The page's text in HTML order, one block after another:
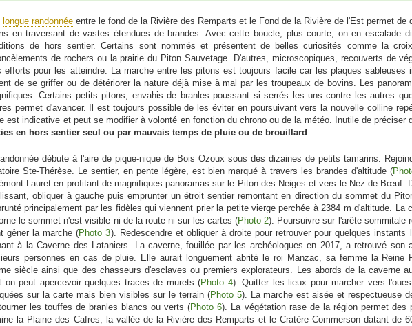
longue randonnée entre le fond de la Rivière des Remparts et le Fond de la Rivière de l'Est permet de
en traversant de vastes étendues de brandes. Avec cette boucle, plus courte, on en escalade
de hors sentier. Certains sont nommés et présentent de belles curiosités comme la
de rochers ou la prairie du Piton Sauvetage. D'autres, microscopiques, recouverts de
efforts pour les atteindre. La marche entre les pitons est toujours facile car les plaques sableuses
de se griffer ou de détériorer la nature déjà mise à mal par les troupeaux de bovins. Les
Certains petits pitons, envahis de branles poussant si serrés les uns contre les autres
permet d'avancer. Il est toujours possible de les éviter en poursuivant vers la nouvelle colline
est indicative et peut se modifier à volonté en fonction du chrono ou de la météo. Inutile de préciser
en hors sentier seul ou par mauvais temps de pluie ou de brouillard .
débute à l'aire de pique-nique de Bois Ozoux sous des dizaines de petits tamarins.
Ste-Thérèse. Le sentier, en pente légère, est bien marqué à travers les brandes d'altitude (
Lauret en profitant de magnifiques panoramas sur le Piton des Neiges et vers le Nez de Bœuf.
obliquer à gauche puis emprunter un étroit sentier remontant en direction du sommet du
principalement par les fidèles qui viennent prier la petite vierge perchée à 2384 m d'altitude. La
le sommet n'est visible ni de la route ni sur les cartes (Photo 2). Poursuivre sur l'arête sommitale
gêner la marche (Photo 3). Redescendre et obliquer à droite pour retrouver pour quelques
à la Caverne des Lataniers. La caverne, fouillée par les archéologues en 2017, a retrouvé son
personnes en cas de pluie. Elle aurait longuement abrité le roi Manzac, sa femme la Reine
siècle ainsi que des chasseurs d'esclaves ou premiers explorateurs. Les abords de la caverne
on peut apercevoir quelques traces de murets (Photo 4). Quitter les lieux pour marcher vers
sur la carte mais bien visibles sur le terrain (Photo 5). La marche est aisée et respectueuse
les touffes de branles blancs ou verts (Photo 6). La végétation rase de la région permet des
la Plaine des Cafres, la vallée de la Rivière des Remparts et le Cratère Commerson datant de